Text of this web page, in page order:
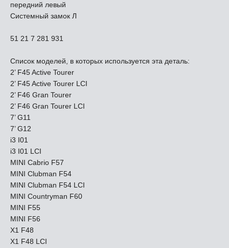
передний левый
Системный замок Л
51 21 7 281 931
Список моделей, в которых используется эта деталь:
2’ F45 Active Tourer
2’ F45 Active Tourer LCI
2’ F46 Gran Tourer
2’ F46 Gran Tourer LCI
7’ G11
7’ G12
i3 I01
i3 I01 LCI
MINI Cabrio F57
MINI Clubman F54
MINI Clubman F54 LCI
MINI Countryman F60
MINI F55
MINI F56
X1 F48
X1 F48 LCI